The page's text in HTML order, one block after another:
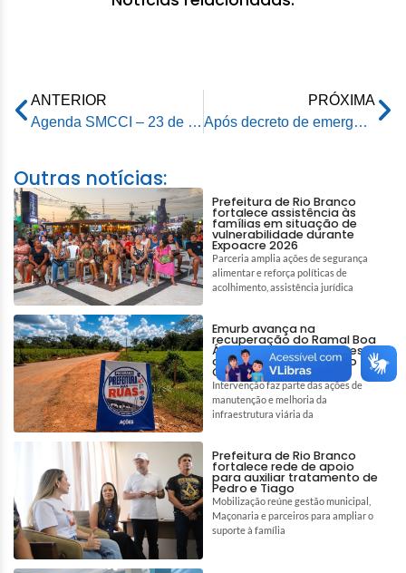
ANTERIOR
Agenda SMCCI – 23 de abril de 2026
PRÓXIMA
Após decreto de emergência, prefeito visita Terminal Urbano e ônibus voltam a circular 100% em Rio Branco
Outras notícias:
Prefeitura de Rio Branco
fortalece assistência às
famílias em situação de
vulnerabilidade durante
Expoacre 2026
Parceria amplia ações de segurança
alimentar e reforça políticas de
acolhimento, assistência jurídica
Emurb avança na
recuperação do Ramal Boa
Água e garante melhores
condições de acesso no
Quixadá
Intervenção faz parte das ações de
manutenção e melhoria da
infraestrutura viária da
Prefeitura de Rio Branco
fortalece rede de apoio
para auxiliar tratamento de
Pedro e Tiago
Mobilização reúne gestão municipal,
Maçonaria e parceiros para ampliar o
suporte à família